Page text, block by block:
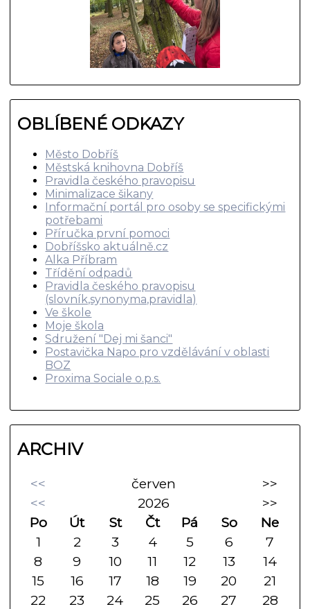
OBLÍBENÉ ODKAZY
Město Dobříš
Městská knihovna Dobříš
Pravidla českého pravopisu
Minimalizace šikany
Informační portál pro osoby se specifickými
potřebami
Příručka první pomoci
Dobříšsko aktuálně.cz
Alka Příbram
Třídění odpadů
Pravidla českého pravopisu
(slovník,synonyma,pravidla)
Ve škole
Moje škola
Sdružení "Dej mi šanci"
Postavička Napo pro vzdělávání v oblasti
BOZ
Proxima Sociale o.p.s.
ARCHIV
<< červen
>>
<<
2026
>>
Po
Út St Čt Pá So
Ne
1
2 3 4 5 6
7
8
9 10 11 12 13
14
15
16 17 18 19 20
21
22
23 24 25 26 27
28